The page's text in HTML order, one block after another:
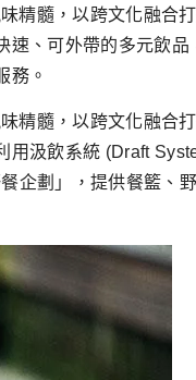
髓，以跨文化融合
、可外帶的多元飲
務。
髓，以跨文化融合
汲飲系統 (Draft
企劃」，提供餐籃、